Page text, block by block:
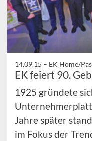
14.09.15 – EK Home/
EK feiert 90.
1925 gründete
Jahre später
im Fokus der